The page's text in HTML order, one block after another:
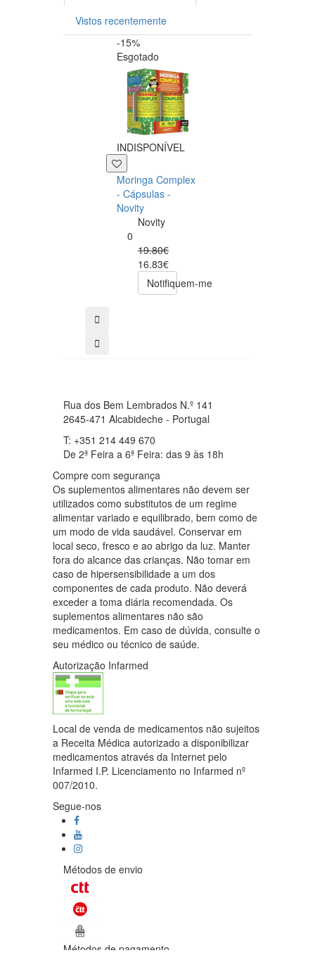
Vistos recentemente
-15%
Esgotado
INDISPONÍVEL
Moringa Complex
- Cápsulas -
Novity
Novity
0
19.80€
16.83€
Notifiquem-me
Rua dos Bem Lembrados N.º 141
2645-471 Alcabideche - Portugal
T: +351 214 449 670
De 2ª Feira a 6ª Feira: das 9 às 18h
Compre com segurança
Os suplementos alimentares não devem ser
utilizados como substitutos de um regime
alimentar variado e equilibrado, bem como de
um modo de vida saudável. Conservar em
local seco, fresco e ao abrigo da luz. Manter
fora do alcance das crianças. Não tomar em
caso de hipersensibilidade a um dos
componentes de cada produto. Não deverá
exceder a toma diária recomendada. Os
suplementos alimentares não são
medicamentos. Em caso de dúvida, consulte o
seu médico ou técnico de saúde.
Autorização Infarmed
Local de venda de medicamentos não sujeitos
a Receita Médica autorizado a disponibilizar
medicamentos através da Internet pelo
Infarmed I.P. Licenciamento no Infarmed nº
007/2010.
Segue-nos
Métodos de envio
Métodos de pagamento